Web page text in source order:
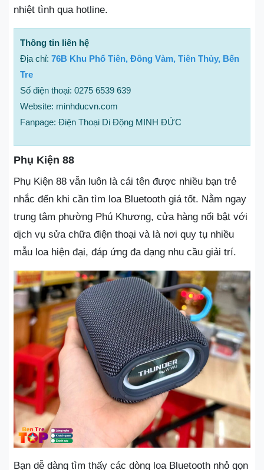
nhiệt tình qua hotline.
Thông tin liên hệ
Địa chỉ: 76B Khu Phố Tiên, Đông Vàm, Tiên Thủy, Bến
Tre
Số điện thoại: 0275 6539 639
Website: minhducvn.com
Fanpage: Điện Thoại Di Động MINH ĐỨC
Phụ Kiện 88
Phụ Kiện 88 vẫn luôn là cái tên được nhiều bạn trẻ
nhắc đến khi cần tìm loa Bluetooth giá tốt. Nằm ngay
trung tâm phường Phú Khương, cửa hàng nổi bật với
dịch vụ sửa chữa điện thoại và là nơi quy tụ nhiều
mẫu loa hiện đại, đáp ứng đa dạng nhu cầu giải trí.
Bạn dễ dàng tìm thấy các dòng loa Bluetooth nhỏ gọn